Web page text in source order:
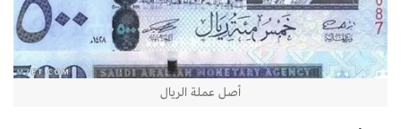
أصل عملة الريال